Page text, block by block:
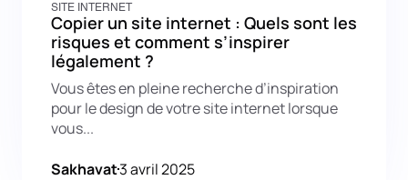
SITE INTERNET
Copier un site internet : Quels sont les
risques et comment s’inspirer
légalement ?
Vous êtes en pleine recherche d’inspiration
pour le design de votre site internet lorsque
vous...
Sakhavat3 avril 2025